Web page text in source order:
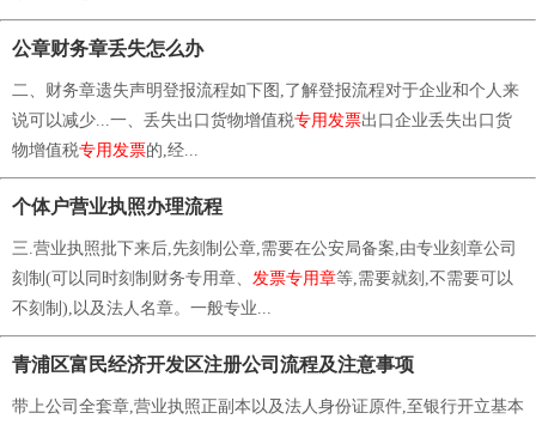
公章财务章丢失怎么办
二、财务章遗失声明登报流程如下图,了解登报流程对于企业和个人来
说可以减少...一、丢失出口货物增值税专用发票出口企业丢失出口货
物增值税专用发票的,经...
个体户营业执照办理流程
三.营业执照批下来后,先刻制公章,需要在公安局备案,由专业刻章公司
刻制(可以同时刻制财务专用章、 发票专用章等,需要就刻,不需要可以
不刻制),以及法人名章。一般专业...
青浦区富民经济开发区注册公司流程及注意事项
带上公司全套章,营业执照正副本以及法人身份证原件,至银行开立基本